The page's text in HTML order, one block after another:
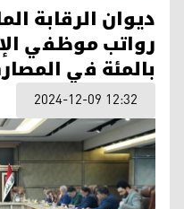
ديوان الرقابة
بالمئة في
2024-12-09 12:32